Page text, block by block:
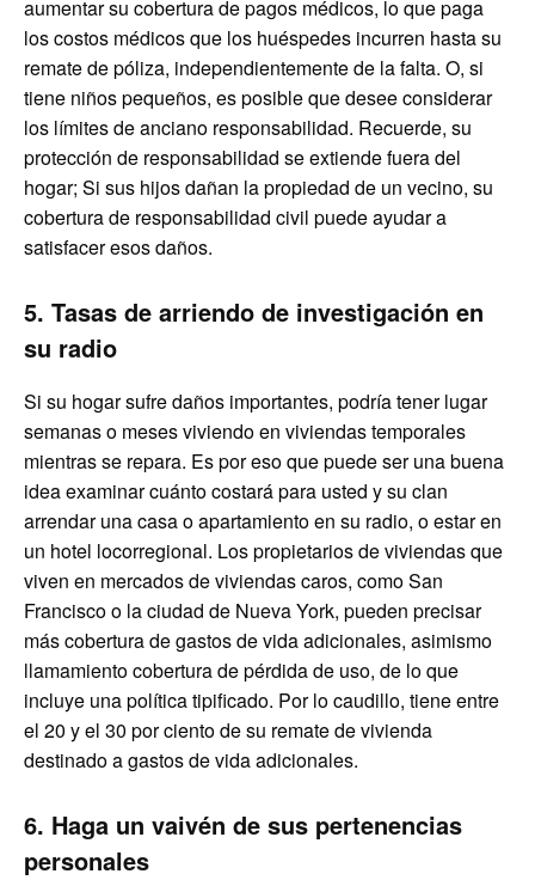
aumentar su cobertura de pagos médicos, lo que paga
los costos médicos que los huéspedes incurren hasta su
remate de póliza, independientemente de la falta. O, si
tiene niños pequeños, es posible que desee considerar
los límites de anciano responsabilidad. Recuerde, su
protección de responsabilidad se extiende fuera del
hogar; Si sus hijos dañan la propiedad de un vecino, su
cobertura de responsabilidad civil puede ayudar a
satisfacer esos daños.
5. Tasas de arriendo de investigación en
su radio
Si su hogar sufre daños importantes, podría tener lugar
semanas o meses viviendo en viviendas temporales
mientras se repara. Es por eso que puede ser una buena
idea examinar cuánto costará para usted y su clan
arrendar una casa o apartamiento en su radio, o estar en
un hotel locorregional. Los propietarios de viviendas que
viven en mercados de viviendas caros, como San
Francisco o la ciudad de Nueva York, pueden precisar
más cobertura de gastos de vida adicionales, asimismo
llamamiento cobertura de pérdida de uso, de lo que
incluye una política tipificado. Por lo caudillo, tiene entre
el 20 y el 30 por ciento de su remate de vivienda
destinado a gastos de vida adicionales.
6. Haga un vaivén de sus pertenencias
personales